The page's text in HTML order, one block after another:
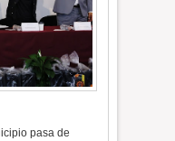
pasa de